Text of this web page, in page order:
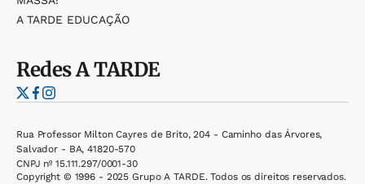
A TARDE EDUCAÇÃO
RedesA TARDE
Rua Professor Milton Cayres de Brito, 204 - Caminho das Árvores,
Salvador - BA, 41820-570
CNPJ nº 15.111.297/0001-30
Copyright © 1996 - 2025 Grupo A TARDE. Todos os direitos reservados.